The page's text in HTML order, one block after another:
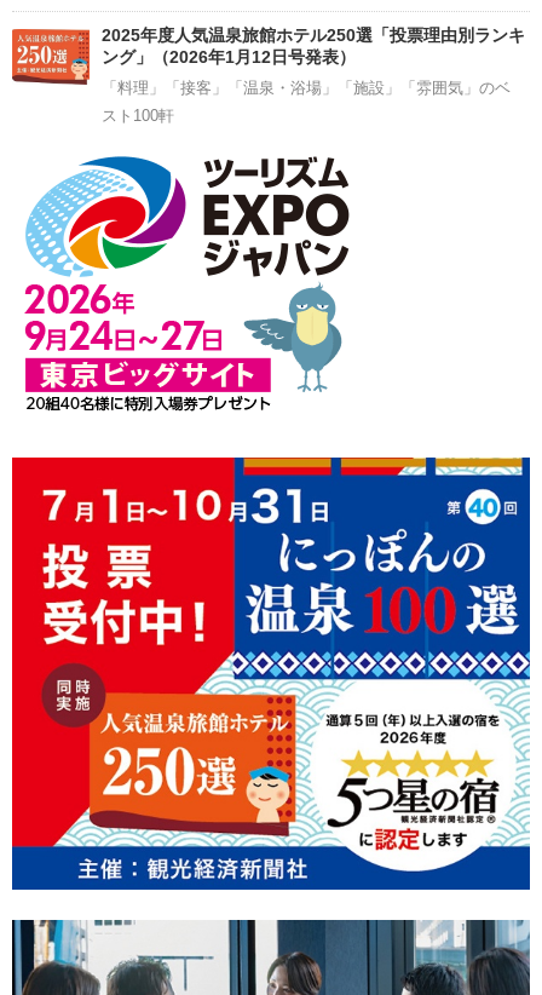
2025年度人気温泉旅館ホテル250選「投票理由別ランキ
ング」（2026年1月12日号発表）
「料理」「接客」「温泉・浴場」「施設」「雰囲気」のベ
スト100軒